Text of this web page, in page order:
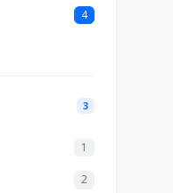
4
3
1
2